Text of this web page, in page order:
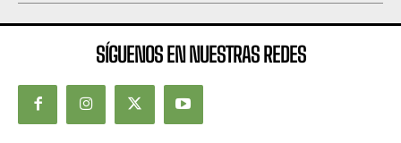
SÍGUENOS EN NUESTRAS REDES